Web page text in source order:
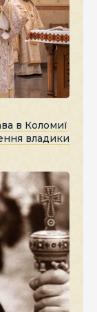
в Коломиї
владики